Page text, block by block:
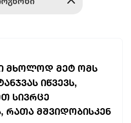
ᲛᲮᲝᲚᲝᲓ ᲛᲔᲢ ᲝᲛᲡ
ᲘᲬᲕᲔᲕᲡ,
ᲡᲘᲕᲠᲪᲔ
ᲠᲐᲗᲐ ᲛᲨᲕᲘᲓᲝᲑᲘᲡᲙᲔᲜ